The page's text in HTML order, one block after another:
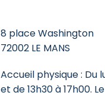
8 place Washington
72002 LE MANS
Accueil physique : Du
et de 13h30 à 17h00.